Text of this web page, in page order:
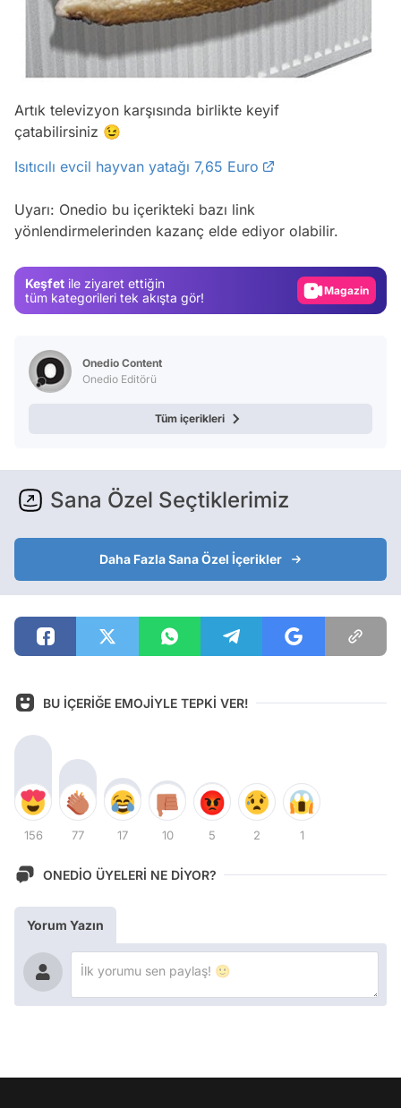
Artık televizyon karşısında birlikte keyif
çatabilirsiniz 😉
Isıtıcılı evcil hayvan yatağı 7,65 Euro
Uyarı: Onedio bu içerikteki bazı link
yönlendirmelerinden kazanç elde ediyor olabilir.
Keşfet ile ziyaret ettiğin
tüm kategorileri tek akışta gör!
Video
Onedio Content
Onedio Editörü
Tüm içerikleri
Sana Özel Seçtiklerimiz
Daha Fazla Sana Özel İçerikler
BU İÇERİĞE EMOJİYLE TEPKİ VER!
156 77 17 10 5 2 1
ONEDİO ÜYELERİ NE DİYOR?
Yorum Yazın